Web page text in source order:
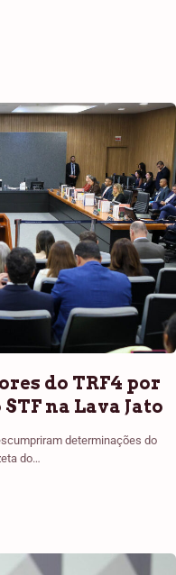
do TRF4 por
na Lava Jato
determinações do
do…